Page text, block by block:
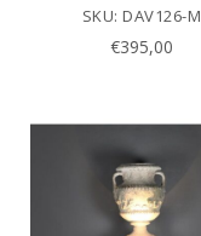
SKU: DAV126-M
€395,00